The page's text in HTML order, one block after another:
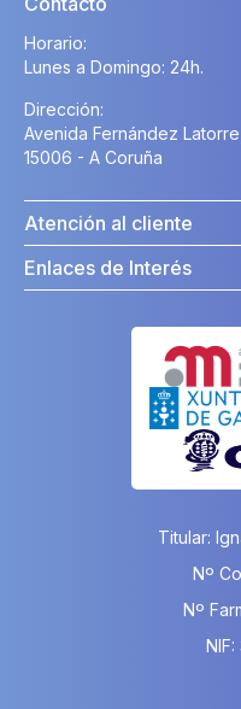
Horario:
Lunes a Domingo: 24h.
Dirección:
Avenida Fernández
15006 - A Coruña
Atención al cliente
Enlaces de Interés
Titular:
Nº
Nº